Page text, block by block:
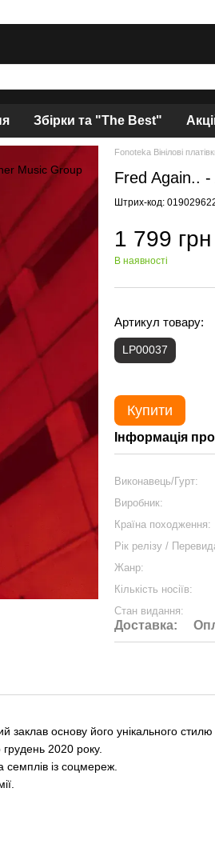
Збірки та "The Best"
Fonoteka Вінілові
Fred Again..
Штрих-код:
1 799 грн
В наявності
Артикул товару:
LP00037
Купити
Інформація
Виконавець/Гурт:
Виробник:
Країна походження:
Рік релізу /
Жанр:
Кількість носіїв:
Стан видання:
Доставка:
основу його унікального
2020 року.
семплів із соцмереж.